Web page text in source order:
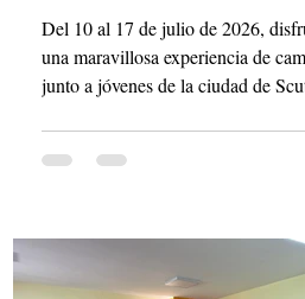
Del 10 al 17 de julio de 2026,
una maravillosa experiencia de
junto a jóvenes de la ciudad de
Scutari— organizamos con
contribución de la organización